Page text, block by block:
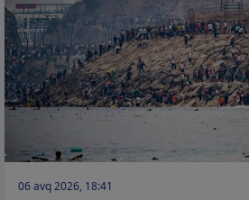
06 avq 2026, 18:41